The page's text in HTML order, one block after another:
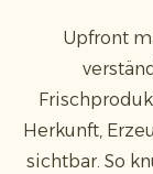
Upfront
Herkunft,
sichtbar. So